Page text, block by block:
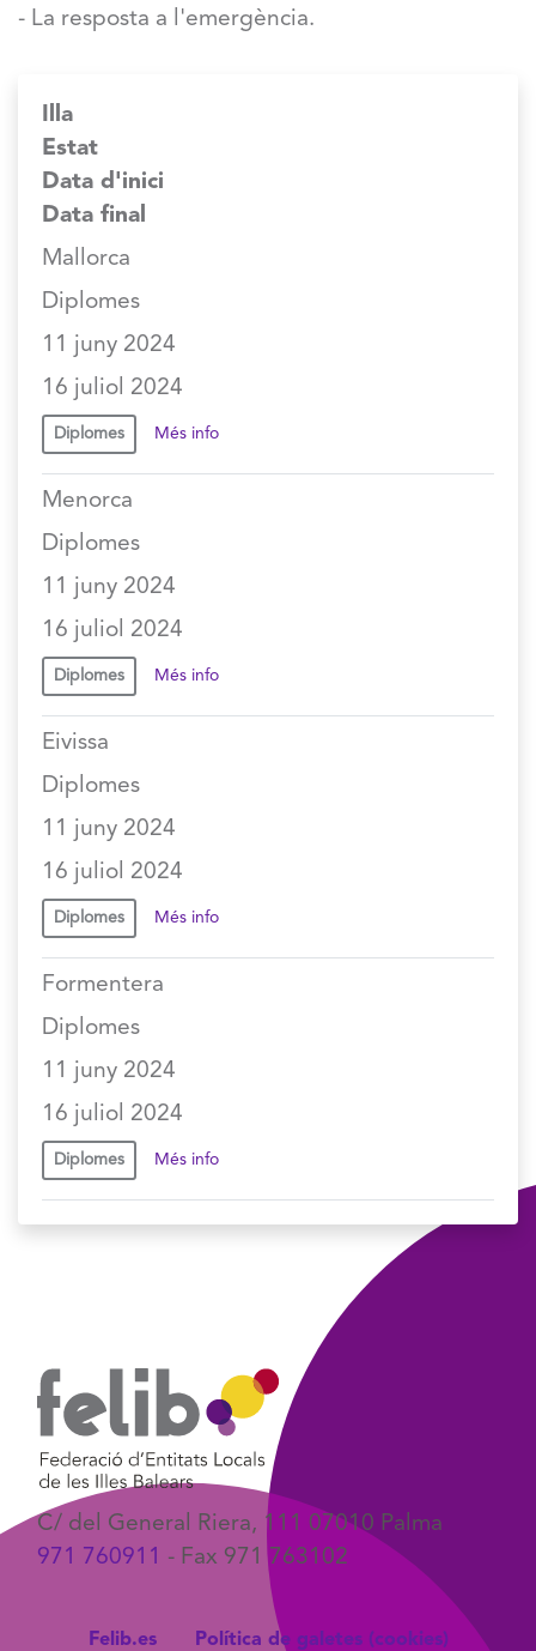
- La resposta a l'emergència.
Illa
Estat
Data d'inici
Data final
Mallorca
Diplomes
11 juny 2024
16 juliol 2024
Diplomes Més info
Menorca
Diplomes
11 juny 2024
16 juliol 2024
Diplomes Més info
Eivissa
Diplomes
11 juny 2024
16 juliol 2024
Diplomes Més info
Formentera
Diplomes
11 juny 2024
16 juliol 2024
Diplomes Més info
C/ del General Riera, 111 07010 Palma
971 760911 - Fax 971 763102
Felib.es Política de galetes (cookies)